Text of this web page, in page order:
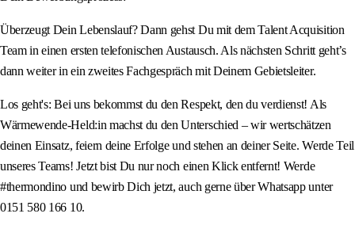
Überzeugt Dein Lebenslauf? Dann gehst Du mit dem Talent Acquisition
Team in einen ersten telefonischen Austausch. Als nächsten Schritt geht’s
dann weiter in ein zweites Fachgespräch mit Deinem Gebietsleiter.
Los geht's: Bei uns bekommst du den Respekt, den du verdienst! Als
Wärmewende-Held:in machst du den Unterschied – wir wertschätzen
deinen Einsatz, feiern deine Erfolge und stehen an deiner Seite. Werde Teil
unseres Teams! Jetzt bist Du nur noch einen Klick entfernt! Werde
#thermondino und bewirb Dich jetzt, auch gerne über Whatsapp unter
0151 580 166 10.